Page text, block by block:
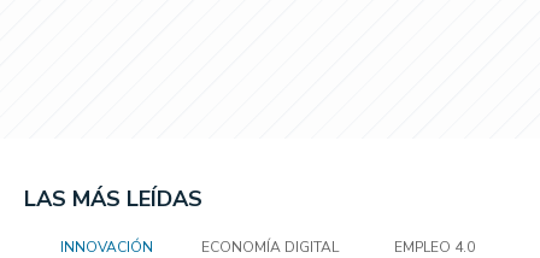
LAS MÁS LEÍDAS
INNOVACIÓN ECONOMÍA DIGITAL EMPLEO 4.0